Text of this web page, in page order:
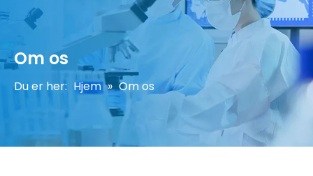
Om os
Du er her: Hjem » Om os